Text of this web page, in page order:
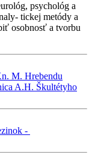
psychológ a
tickej metódy a
osobnosť a tvorbu
M. Hrebendu
A.H. Škultétyho
-